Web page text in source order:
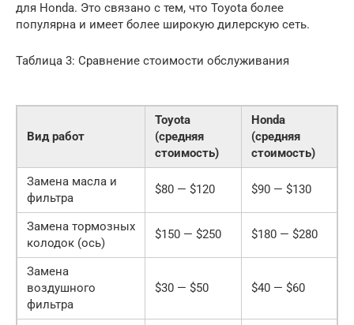
для Honda. Это связано с тем, что Toyota более
популярна и имеет более широкую дилерскую сеть.
Таблица 3: Сравнение стоимости обслуживания
Вид работ
Toyota
(средняя
стоимость)
Honda
(средняя
стоимость)
Замена масла и
фильтра
$80 — $120 $90 — $130
Замена тормозных
колодок (ось)
$150 — $250 $180 — $280
Замена
воздушного
фильтра
$30 — $50 $40 — $60